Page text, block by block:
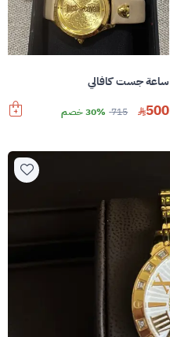
ساعة جست كافالي
500
715 30% خصم